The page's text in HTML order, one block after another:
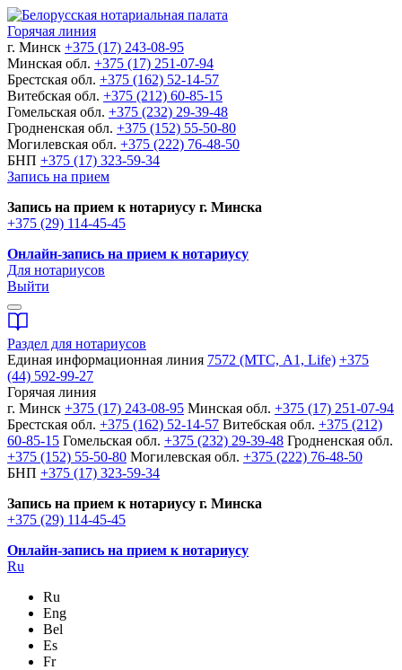
Горячая линия
г. Минск +375 (17) 243-08-95
Минская обл. +375 (17) 251-07-94
Брестская обл. +375 (162) 52-14-57
Витебская обл. +375 (212) 60-85-15
Гомельская обл. +375 (232) 29-39-48
Гродненская обл. +375 (152) 55-50-80
Могилевская обл. +375 (222) 76-48-50
БНП +375 (17) 323-59-34
Запись на прием
Запись на прием к нотариусу г. Минска
+375 (29) 114-45-45
Онлайн-запись на прием к нотариусу
Для нотариусов
Выйти
Раздел для нотариусов
Единая информационная линия 7572 (МТС, A1, Life) +375
(44) 592-99-27
Горячая линия
г. Минск +375 (17) 243-08-95 Минская обл. +375 (17) 251-07-94
Брестская обл. +375 (162) 52-14-57 Витебская обл. +375 (212)
60-85-15 Гомельская обл. +375 (232) 29-39-48 Гродненская обл.
+375 (152) 55-50-80 Могилевская обл. +375 (222) 76-48-50
БНП +375 (17) 323-59-34
Запись на прием к нотариусу г. Минска
+375 (29) 114-45-45
Онлайн-запись на прием к нотариусу
Ru
Ru
Eng
Bel
Es
Fr